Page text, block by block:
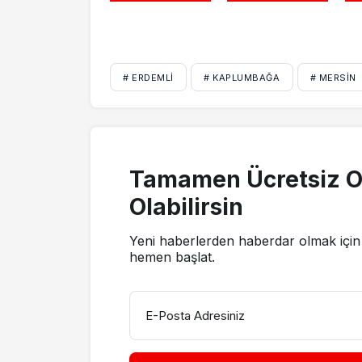
# ERDEMLI # KAPLUMBAĞA # MERSIN
Tamamen Ücretsiz
Olabilirsin
Yeni haberlerden haberdar olmak
hemen başlat.
E-Posta Adresiniz